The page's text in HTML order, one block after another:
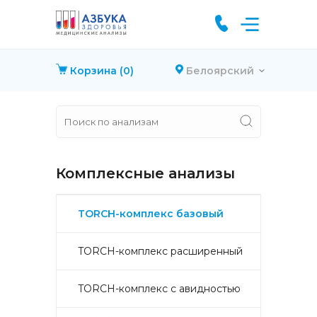
Корзина (0) Белоярский
Комплексные анализы
TORCH-комплекс базовый
TORCH-комплекс расширенный
TORCH-комплекс с авидностью